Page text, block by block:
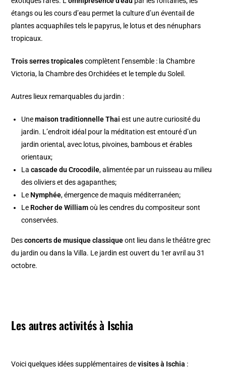
étangs ou les cours d’eau permet la culture d’un éventail de
plantes acquaphiles tels le papyrus, le lotus et des nénuphars
tropicaux.
Trois serres tropicalescomplètent l’ensemble : la Chambre
Victoria, la Chambre des Orchidées et le temple du Soleil.
Autres lieux remarquables du jardin :
Unemaison traditionnelle Thai est une autre curiosité du
jardin. L’endroit idéal pour la méditation est entouré d’un
jardin oriental, avec lotus, pivoines, bambous et érables
orientaux;
Lacascade du Crocodile, alimentée par un ruisseau au milieu
des oliviers et des agapanthes;
Le Nymphée, émergence de maquis méditerranéen;
Le Rocher de Williamoù les cendres du compositeur sont
conservées.
Desconcerts de musique classiqueont lieu dans le théâtre grec
du jardin ou dans la Villa. Le jardin est ouvert du 1er avril au 31
octobre.
Les autres activités à Ischia
Voici quelques idées supplémentaires devisites à Ischia :